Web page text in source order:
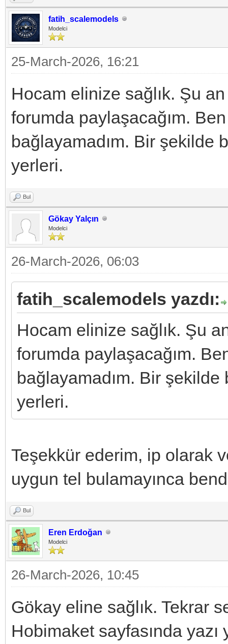
fatih_scalemodels
Modelci
25-March-2026, 16:21
Hocam elinize sağlık. Şu
forumda paylaşacağım.
bağlayamadım. Bir şekilde
yerleri.
Bul
Gökay Yalçın
Modelci
26-March-2026, 06:03
fatih_scalemodels yazdı:
Hocam elinize sağlık. Şu
forumda paylaşacağım.
bağlayamadım. Bir
yerleri.
Teşekkür ederim, ip olarak
uygun tel bulamayınca
Bul
Eren Erdoğan
Modelci
26-March-2026, 10:45
Gökay eline sağlık. Tekrar
Hobimaket sayfasında